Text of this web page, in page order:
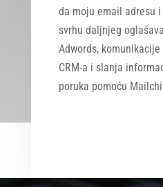
da moju email adresu
svrhu daljnjeg
Adwords,
CRM-a i slanja
poruka pomoću